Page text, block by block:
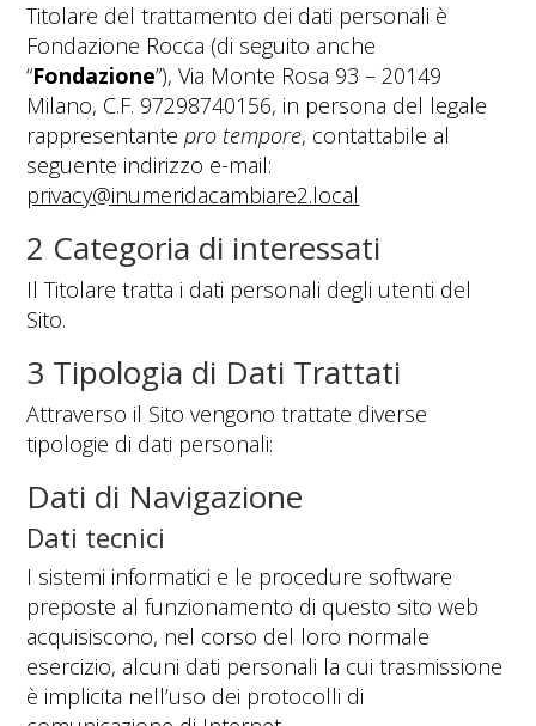
Titolare del trattamento dei dati personali è
Fondazione Rocca (di seguito anche
“Fondazione”), Via Monte Rosa 93 – 20149
Milano, C.F. 97298740156, in persona del legale
rappresentantepro tempore, contattabile al
seguente indirizzo e-mail:
privacy@inumeridacambiare2.local
2 Categoria di interessati
Il Titolare tratta i dati personali degli utenti del
Sito.
3 Tipologia di Dati Trattati
Attraverso il Sito vengono trattate diverse
tipologie di dati personali:
Dati di Navigazione
Dati tecnici
I sistemi informatici e le procedure software
preposte al funzionamento di questo sito web
acquisiscono, nel corso del loro normale
esercizio, alcuni dati personali la cui trasmissione
è implicita nell’uso dei protocolli di